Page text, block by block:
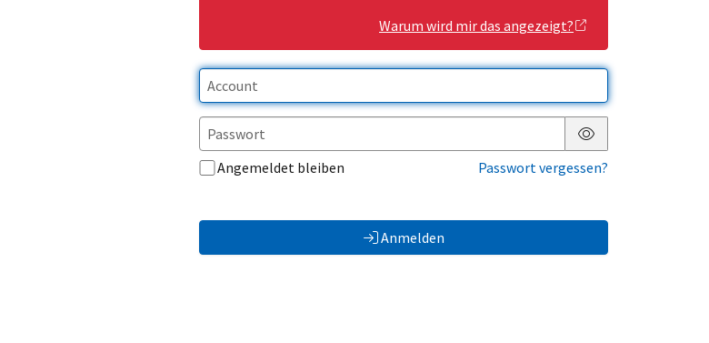
Warum wird mir das angezeigt?
Passwort anzeigen
Angemeldet bleiben
Passwort vergessen?
Anmelden